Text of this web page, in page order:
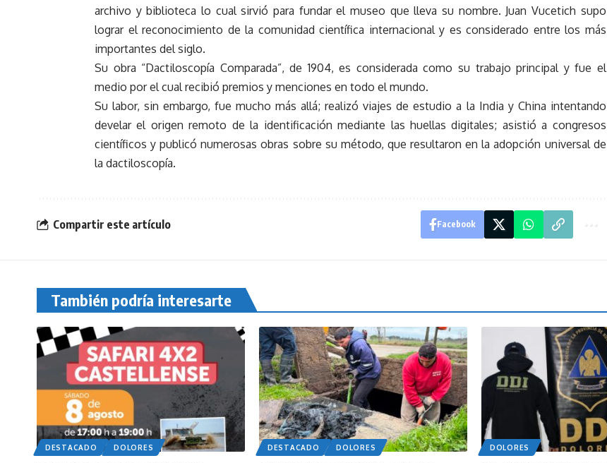
archivo y biblioteca lo cual sirvió para fundar el museo que lleva su nombre. Juan Vucetich supo
lograr el reconocimiento de la comunidad científica internacional y es considerado entre los más
importantes del siglo.
Su obra “Dactiloscopía Comparada”, de 1904, es considerada como su trabajo principal y fue el
medio por el cual recibió premios y menciones en todo el mundo.
Su labor, sin embargo, fue mucho más allá; realizó viajes de estudio a la India y China intentando
develar el origen remoto de la identificación mediante las huellas digitales; asistió a congresos
científicos y publicó numerosas obras sobre su método, que resultaron en la adopción universal de
la dactiloscopía.
Compartir este artículo Facebook
También podría interesarte
DESTACADO DOLORES DESTACADO DOLORES DOLORES